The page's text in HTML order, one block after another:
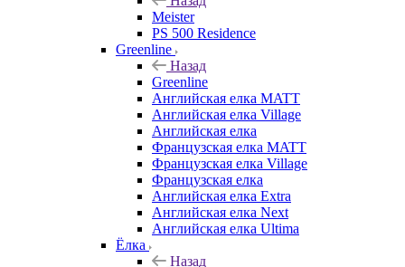
Meister
PS 500 Residence
Greenline
Назад
Greenline
Английская елка MATT
Английская елка Village
Английская елка
Французская елка MATT
Французская елка Village
Французская елка
Английская елка Extra
Английская елка Next
Английская елка Ultima
Ёлка
Назад